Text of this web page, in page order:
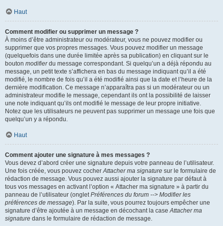
Haut
Comment modifier ou supprimer un message ?
À moins d’être administrateur ou modérateur, vous ne pouvez modifier ou
supprimer que vos propres messages. Vous pouvez modifier un message
(quelquefois dans une durée limitée après sa publication) en cliquant sur le
bouton modifierdu message correspondant. Si quelqu’un a déjà répondu au
message, un petit texte s’affichera en bas du message indiquant qu’il a été
modifié, le nombre de fois qu’il a été modifié ainsi que la date et l’heure de la
dernière modification. Ce message n’apparaîtra pas si un modérateur ou un
administrateur modifie le message, cependant ils ont la possibilité de laisser
une note indiquant qu’ils ont modifié le message de leur propre initiative.
Notez que les utilisateurs ne peuvent pas supprimer un message une fois que
quelqu’un y a répondu.
Haut
Comment ajouter une signature à mes messages ?
Vous devez d’abord créer une signature depuis votre panneau de l’utilisateur.
Une fois créée, vous pouvez cocherAttacher ma signature sur le formulaire de
rédaction de message. Vous pouvez aussi ajouter la signature par défaut à
tous vos messages en activant l’option « Attacher ma signature » à partir du
panneau de l’utilisateur (ongletPréférences du forum --> Modifier les
préférences de message). Par la suite, vous pourrez toujours empêcher une
signature d’être ajoutée à un message en décochant la caseAttacher ma
signature dans le formulaire de rédaction de message.